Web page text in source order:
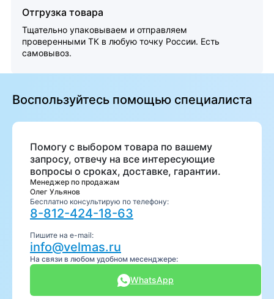
Отгрузка товара
Тщательно упаковываем и отправляем
проверенными ТК в любую точку России. Есть
самовывоз.
Воспользуйтесь помощью специалиста
Помогу с выбором товара по вашему
запросу, отвечу на все интересующие
вопросы о сроках, доставке, гарантии.
Менеджер по продажам
Олег Ульянов
Бесплатно консультирую по телефону:
8-812-424-18-63
Пишите на e-mail:
info@velmas.ru
На связи в любом удобном месенджере:
WhatsApp